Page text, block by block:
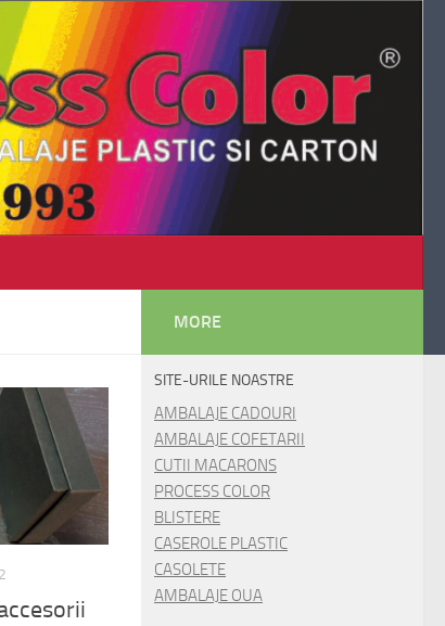
MORE
SITE-URILE NOASTRE
AMBALAJE CADOURI
AMBALAJE COFETARII
CUTII MACARONS
PROCESS COLOR
BLISTERE
CASEROLE PLASTIC
CASOLETE
AMBALAJE OUA